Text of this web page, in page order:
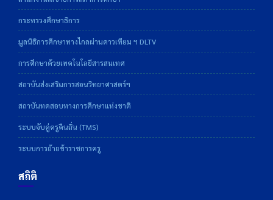
กระทรวงศึกษาธิการ
มูลนิธิการศึกษาทางไกลผ่านดาวเทียม ฯ DLTV
การศึกษาด้วยเทคโนโลยีสารสนเทศ
สถาบันส่งเสริมการสอนวิทยาศาสตร์ฯ
สถาบันทดสอบทางการศึกษาแห่งชาติ
ระบบจับคู่ครูคืนถิ่น (TMS)
ระบบการย้ายข้าราชการครู
สถิติ